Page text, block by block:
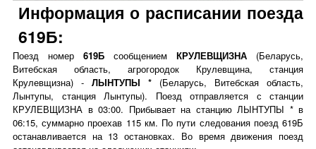
Информация о расписании поезда
619Б:
Поезд номер 619Б сообщением КРУЛЕВЩИЗНА (Беларусь,
Витебская область, агрогородок Крулевщина, станция
Крулевщизна) - ЛЫНТУПЫ * (Беларусь, Витебская область,
Лынтупы, станция Лынтупы). Поезд отправляется с станции
КРУЛЕВЩИЗНА в 03:00. Прибывает на станцию ЛЫНТУПЫ * в
06:15, суммарно проехав 115 км. По пути следования поезд 619Б
останавливается на 13 остановках. Во время движения поезд